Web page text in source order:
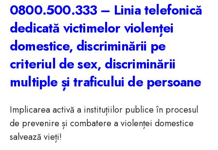
0800.500.333 – Linia telefonică
dedicată victimelor violenței
domestice, discriminării pe
criteriul de sex, discriminării
multiple și traficului de persoane
Implicarea activă a instituțiilor publice în procesul
de prevenire și combatere a violenței domestice
salvează vieți!